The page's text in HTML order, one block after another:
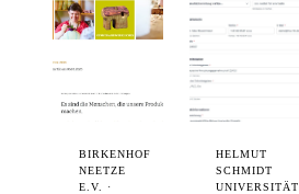
BIRKENHOF
NEETZE
E.V. ·
HELMUT
SCHMIDT
UNIVERSITÄT